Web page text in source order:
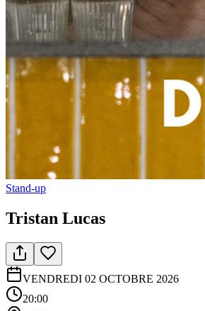
Stand-up
Tristan Lucas
VENDREDI 02 OCTOBRE 2026
20:00